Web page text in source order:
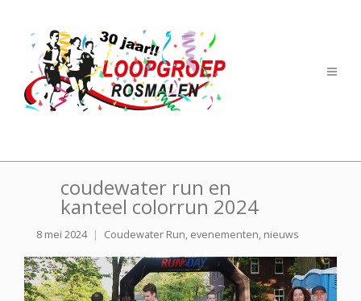
coudewater run en
kanteel colorrun 2024
8 mei 2024 Coudewater Run, evenementen, nieuws